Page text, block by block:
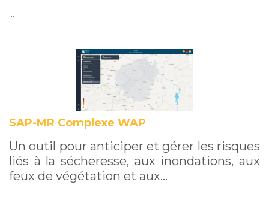
…
SAP-MR Complexe WAP
Un outil pour anticiper et gérer les risques
liés à la sécheresse, aux inondations, aux
feux de végétation et aux…